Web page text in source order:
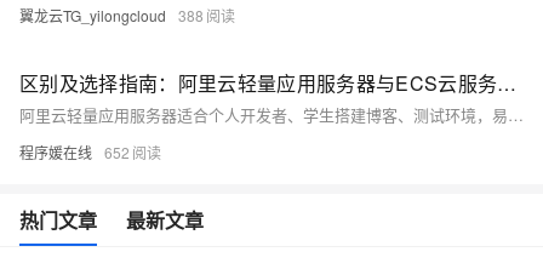
翼龙云TG_yilongcloud 388
区别及选择指南：阿里云轻量应用服务器与ECS云服务器有什么区别？
阿里云轻量应用服务器适合个人开发者、学生搭建博客、测试环境，易用且性价比高；ECS功能更强大，适合企业级应用如大数据、高流量网站。根据需求选择：轻量入门首选，ECS专业之选。
程序媛在线 652
热门文章 最新文章